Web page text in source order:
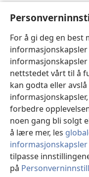
For å gi deg en best
nettstedet vårt til å
kan godta eller
forbedre
noen gang bli solgt
å lære mer, les
tilpasse
på
og du husket
19 Da Jehova så
for hans
20 Derfor sa han:
j
Jeg vil se
For de er en
sønner som
21
De har vakt min
m
de har krenket
avguder.
n